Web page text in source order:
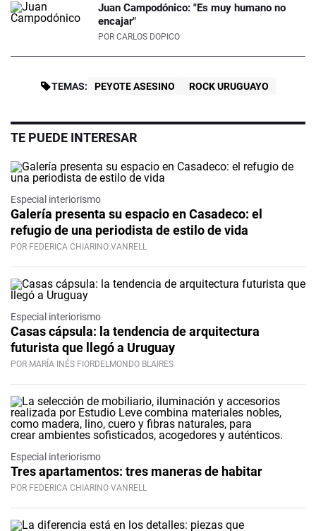
Juan Campodónico: "Es muy humano no
encajar"
POR CARLOS DOPICO
TEMAS: PEYOTE ASESINO ROCK URUGUAYO
TE PUEDE INTERESAR
Especial interiorismo
Galería presenta su espacio en Casadeco: el
refugio de una periodista de estilo de vida
POR FEDERICA CHIARINO VANRELL
Especial interiorismo
Casas cápsula: la tendencia de arquitectura
futurista que llegó a Uruguay
POR MARÍA INÉS FIORDELMONDO BLAIRES
Especial interiorismo
Tres apartamentos: tres maneras de habitar
POR FEDERICA CHIARINO VANRELL